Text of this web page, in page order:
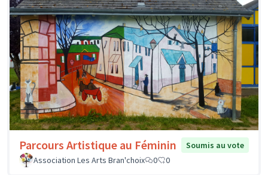
Parcours Artistique au Féminin
Soumis au vote
Association Les Arts Bran'choix
0 0